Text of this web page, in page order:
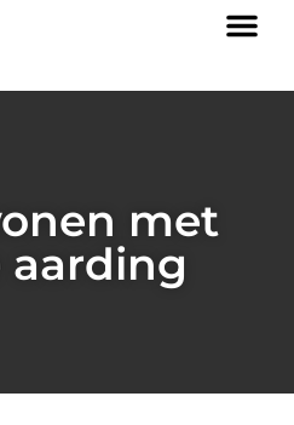
met
aarding